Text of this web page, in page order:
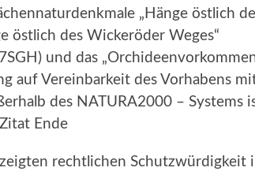
„Hänge östlich
östlich des Wickeröder Weges“
und das
auf Vereinbarkeit des Vorhabens
des NATURA2000 – Systems
Ende
rechtlichen Schutzwürdigkeit